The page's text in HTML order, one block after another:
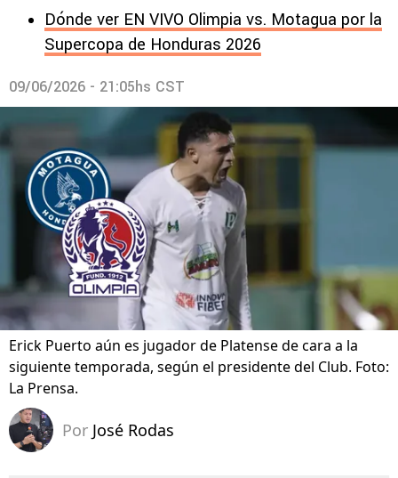
Dónde ver EN VIVO Olimpia vs. Motagua por la
Supercopa de Honduras 2026
09/06/2026 - 21:05hs CST
Erick Puerto aún es jugador de Platense de cara a la
siguiente temporada, según el presidente del Club. Foto:
La Prensa.
Por José Rodas